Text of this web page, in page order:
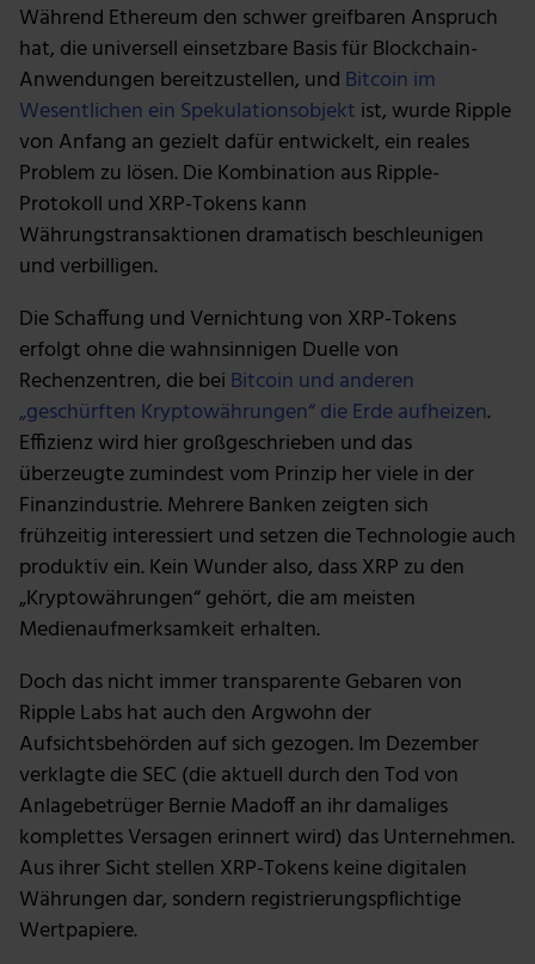
Während Ethereum den schwer greifbaren Anspruch
hat, die universell einsetzbare Basis für Blockchain-
Anwendungen bereitzustellen, und Bitcoin im
Wesentlichen ein Spekulationsobjekt ist, wurde Ripple
von Anfang an gezielt dafür entwickelt, ein reales
Problem zu lösen. Die Kombination aus Ripple-
Protokoll und XRP-Tokens kann
Währungstransaktionen dramatisch beschleunigen
und verbilligen.
Die Schaffung und Vernichtung von XRP-Tokens
erfolgt ohne die wahnsinnigen Duelle von
Rechenzentren, die bei Bitcoin und anderen
„geschürften Kryptowährungen“ die Erde aufheizen.
Effizienz wird hier großgeschrieben und das
überzeugte zumindest vom Prinzip her viele in der
Finanzindustrie. Mehrere Banken zeigten sich
frühzeitig interessiert und setzen die Technologie auch
produktiv ein. Kein Wunder also, dass XRP zu den
„Kryptowährungen“ gehört, die am meisten
Medienaufmerksamkeit erhalten.
Doch das nicht immer transparente Gebaren von
Ripple Labs hat auch den Argwohn der
Aufsichtsbehörden auf sich gezogen. Im Dezember
verklagte die SEC (die aktuell durch den Tod von
Anlagebetrüger Bernie Madoff an ihr damaliges
komplettes Versagen erinnert wird) das Unternehmen.
Aus ihrer Sicht stellen XRP-Tokens keine digitalen
Währungen dar, sondern registrierungspflichtige
Wertpapiere.